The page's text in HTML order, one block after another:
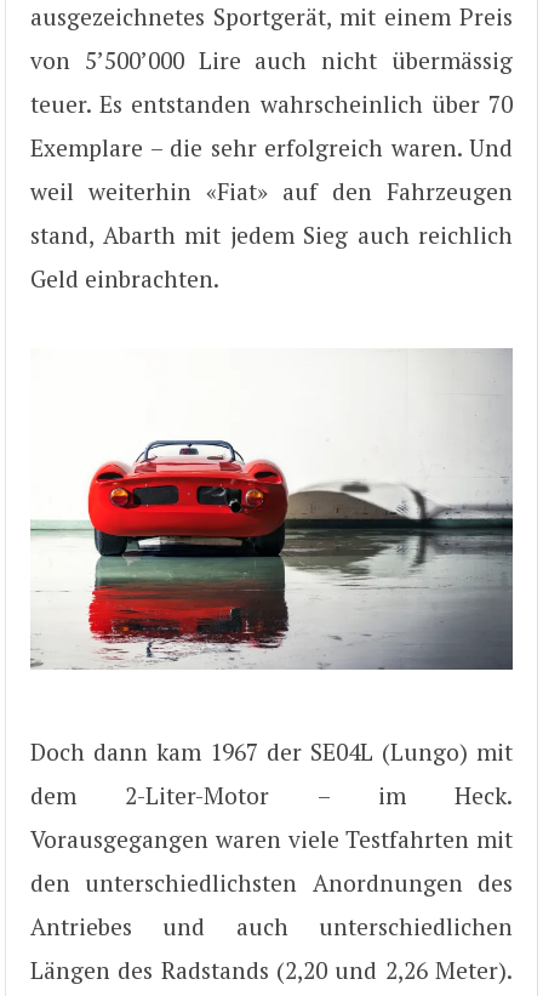
ausgezeichnetes Sportgerät, mit einem Preis
von 5’500’000 Lire auch nicht übermässig
teuer. Es entstanden wahrscheinlich über 70
Exemplare – die sehr erfolgreich waren. Und
weil weiterhin «Fiat» auf den Fahrzeugen
stand, Abarth mit jedem Sieg auch reichlich
Geld einbrachten.
Doch dann kam 1967 der SE04L (Lungo) mit
dem 2-Liter-Motor – im Heck.
Vorausgegangen waren viele Testfahrten mit
den unterschiedlichsten Anordnungen des
Antriebes und auch unterschiedlichen
Längen des Radstands (2,20 und 2,26 Meter).